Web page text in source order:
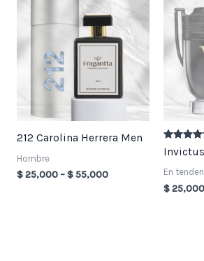
212 Carolina Herrera Men
Hombre
$25,000 –$55,000
$ 25,000
through
$ 55,000
Valorado
5.00
En
$25,000